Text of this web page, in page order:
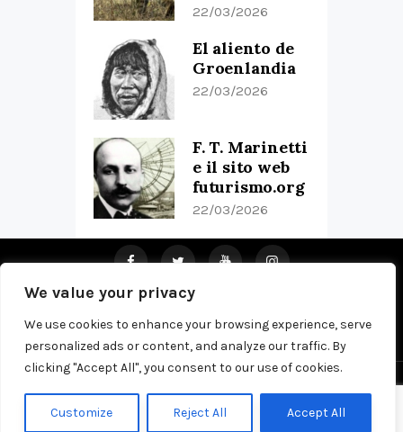
We value your privacy
We use cookies to enhance your browsing experience, serve
personalized ads or content, and analyze our traffic. By
clicking "Accept All", you consent to our use of cookies.
Customize Reject All Accept All
22/03/2026
El aliento de
Groenlandia
22/03/2026
F. T. Marinetti
e il sito web
futurismo.org
22/03/2026
Home About Us Pub Privacy Policy Contacts
Copyright © 2026 by Olatua. All rights
reserved.